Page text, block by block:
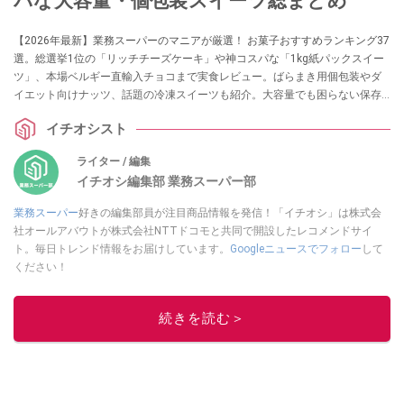
【2026年最新】業務スーパーのマニアが厳選！ お菓子おすすめランキング37
選。総選挙1位の「リッチチーズケーキ」や神コスパな「1kg紙パックスイー
ツ」、本場ベルギー直輸入チョコまで実食レビュー。ばらまき用個包装やダ
イエット向けナッツ、話題の冷凍スイーツも紹介。大容量でも困らない保存
しない業スーお菓子選びの決定版です。
イチオシスト
ライター / 編集
イチオシ編集部 業務スーパー部
業務スーパー好きの編集部員が注目商品情報を発信！「イチオシ」は株式会
社オールアバウトが株式会社NTTドコモと共同で開設したレコメンドサイ
ト。毎日トレンド情報をお届けしています。 Googleニュースでフォロー して
ください！
このイチオシストの他の記事を読む
続きを読む＞